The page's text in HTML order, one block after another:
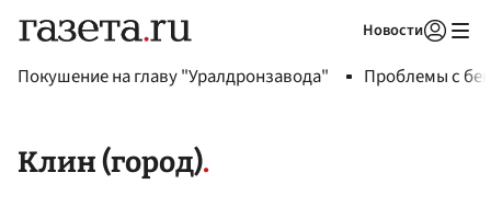
Новости
Покушение на главу "Уралдронзавода" Проблемы с
Клин (город)